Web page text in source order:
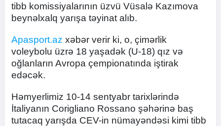
tibb komissiyalarının üzvü Vüsalə Kazımova
beynəlxalq yarışa təyinat alıb.
Apasport.az xəbər verir ki, o, çimərlik
voleybolu üzrə 18 yaşadək (U-18) qız və
oğlanların Avropa çempionatında iştirak
edəcək.
Həmyerlimiz 10-14 sentyabr tarixlərində
İtaliyanın Corigliano Rossano şəhərinə baş
tutacaq yarışda CEV-in nümayəndəsi kimi tibb